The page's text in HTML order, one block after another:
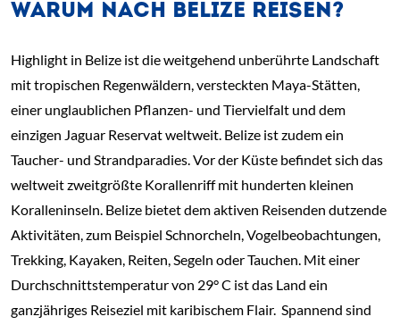
WARUM NACH BELIZE REISEN?
Highlight in Belize ist die weitgehend unberührte Landschaft
mit tropischen Regenwäldern, versteckten Maya-Stätten,
einer unglaublichen Pflanzen- und Tiervielfalt und dem
einzigen Jaguar Reservat weltweit. Belize ist zudem ein
Taucher- und Strandparadies. Vor der Küste befindet sich das
weltweit zweitgrößte Korallenriff mit hunderten kleinen
Koralleninseln. Belize bietet dem aktiven Reisenden dutzende
Aktivitäten, zum Beispiel Schnorcheln, Vogelbeobachtungen,
Trekking, Kayaken, Reiten, Segeln oder Tauchen. Mit einer
Durchschnittstemperatur von 29° C ist das Land ein
ganzjähriges Reiseziel mit karibischem Flair. Spannend sind